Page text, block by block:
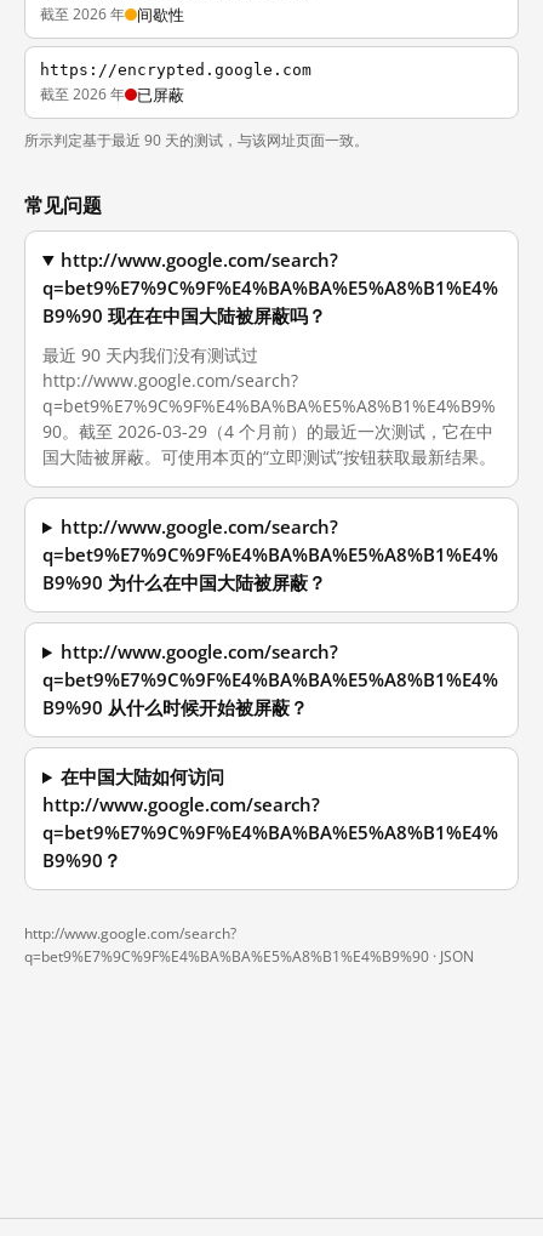
截至 2026 年 间歇性
https://encrypted.google.com
截至 2026 年 已屏蔽
所示判定基于最近 90 天的测试，与该网址页面一致。
常见问题
http://www.google.com/search?
q=bet9%E7%9C%9F%E4%BA%BA%E5%A8%B1%E4%
B9%90 现在在中国大陆被屏蔽吗？
最近 90 天内我们没有测试过
http://www.google.com/search?
q=bet9%E7%9C%9F%E4%BA%BA%E5%A8%B1%E4%B9%
90。截至 2026-03-29（4 个月前）的最近一次测试，它在中
国大陆被屏蔽。可使用本页的“立即测试”按钮获取最新结果。
http://www.google.com/search?
q=bet9%E7%9C%9F%E4%BA%BA%E5%A8%B1%E4%
B9%90 为什么在中国大陆被屏蔽？
http://www.google.com/search?
q=bet9%E7%9C%9F%E4%BA%BA%E5%A8%B1%E4%
B9%90 从什么时候开始被屏蔽？
在中国大陆如何访问
http://www.google.com/search?
q=bet9%E7%9C%9F%E4%BA%BA%E5%A8%B1%E4%
B9%90？
http://www.google.com/search?
q=bet9%E7%9C%9F%E4%BA%BA%E5%A8%B1%E4%B9%90 · JSON